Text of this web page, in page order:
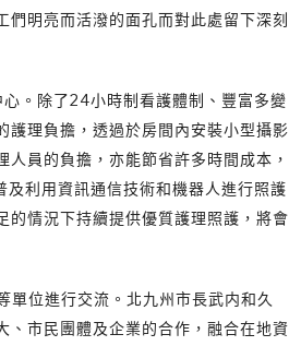
們明亮而活潑的面孔而對此處留下深刻
。除了24小時制看護體制、豐富多變
護理負擔，透過於房間內安裝小型攝影
員的負擔，亦能節省許多時間成本，
利用資訊通信技術和機器人進行照護
的情況下持續提供優質護理照護，將會
位進行交流。北九州市長武内和久
、市民團體及企業的合作，融合在地資